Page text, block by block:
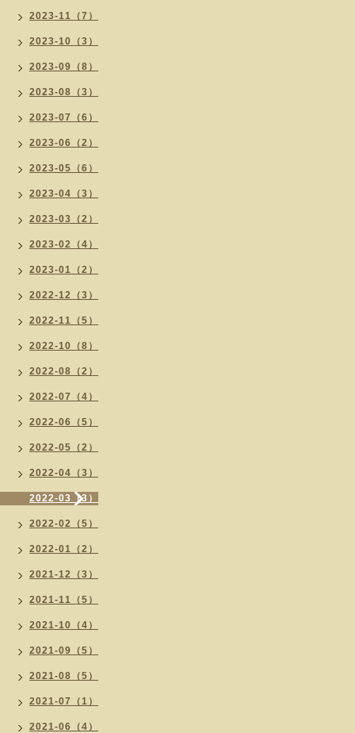
2023-11（7）
2023-10（3）
2023-09（8）
2023-08（3）
2023-07（6）
2023-06（2）
2023-05（6）
2023-04（3）
2023-03（2）
2023-02（4）
2023-01（2）
2022-12（3）
2022-11（5）
2022-10（8）
2022-08（2）
2022-07（4）
2022-06（5）
2022-05（2）
2022-04（3）
2022-03（3）
2022-02（5）
2022-01（2）
2021-12（3）
2021-11（5）
2021-10（4）
2021-09（5）
2021-08（5）
2021-07（1）
2021-06（4）